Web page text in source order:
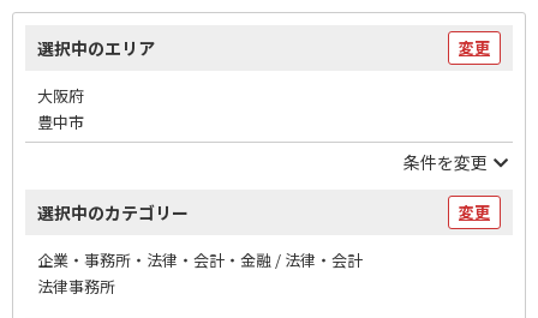
選択中のエリア 変更
大阪府
豊中市
条件を変更
選択中のカテゴリー 変更
企業・事務所・法律・会計・金融 / 法律・会計
法律事務所